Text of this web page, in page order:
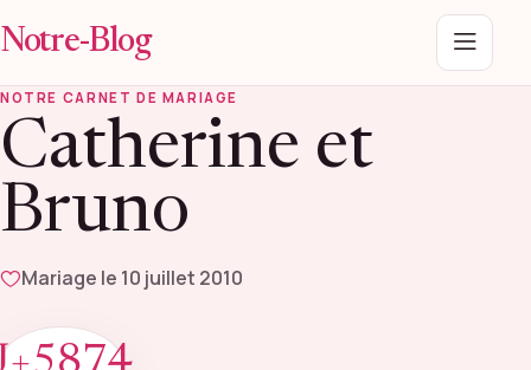
Notre-Blog Menu
NOTRE CARNET DE MARIAGE
Catherine et
Bruno
Mariage le 10 juillet 2010